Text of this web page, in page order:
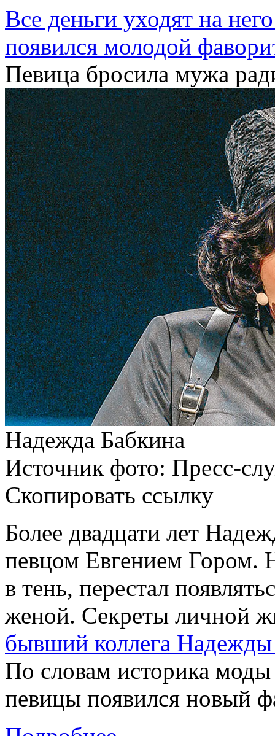
Все деньги уходят на
появился молодой
Певица бросила мужа
Надежда Бабкина
Источник фото: Пресс-
Скопировать ссылку
Более двадцати лет
певцом Евгением Гором.
в тень, перестал
женой. Секреты личной
бывший коллега
По словам историка
певицы появился новый